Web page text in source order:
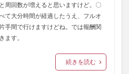
周回数が増えると思いますけど。〇
て大分時間が経過したうえ、フルオ
手間で行けますけどね。では報酬関
ます。
続きを読む